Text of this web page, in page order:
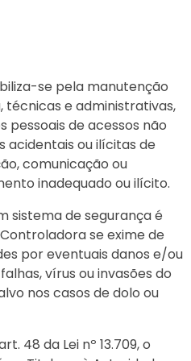
se pela manutenção
técnicas e administrativas,
de acessos não
acidentais ou ilícitas de
comunicação ou
inadequado ou ilícito.
sistema de segurança é
se exime de
por eventuais danos e/ou
vírus ou invasões do
nos casos de dolo ou
48 da Lei nº 13.709, o